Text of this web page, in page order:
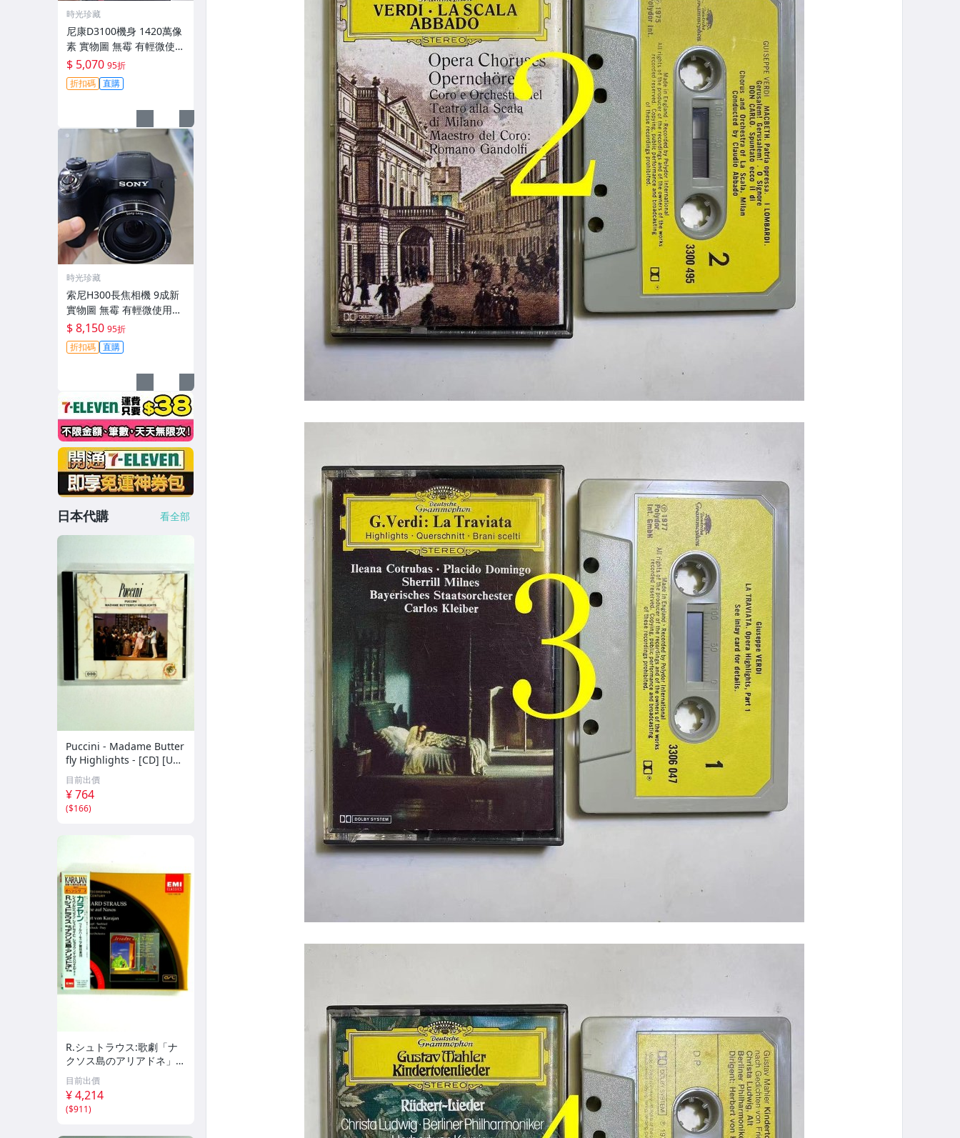
時光珍藏
尼康D3100機身 1420萬像
素 實物圖 無霉 有輕微使用
痕跡 機身原裝 無拆修無翻
新 臨-343
$ 5,070 95折
折扣碼 直購
時光珍藏
索尼H300長焦相機 9成新
實物圖 無霉 有輕微使用痕
跡 機身鏡頭原裝 無拆修無
翻新-3430
$ 8,150 95折
折扣碼 直購
日本代購 看全部
Puccini - Madame Butter
fly Highlights - [CD] [UK I
mport]
目前出價
¥ 764
($166)
R.シュトラウス:歌劇「ナ
クソス島のアリアドネ」
(全曲)
目前出價
¥ 4,214
($911)